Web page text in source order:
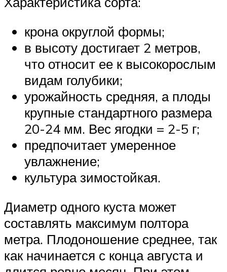
крона округлой формы;
в высоту достигает 2 метров,
что относит ее к высокорослым
видам голубики;
урожайность средняя, а плоды
крупные стандартного размера
20-24 мм. Вес ягодки = 2-5 г;
предпочитает умеренное
увлажнение;
культура зимостойкая.
Диаметр одного куста может
составлять максимум полтора
метра. Плодоношение среднее, так
как начинается с конца августа и